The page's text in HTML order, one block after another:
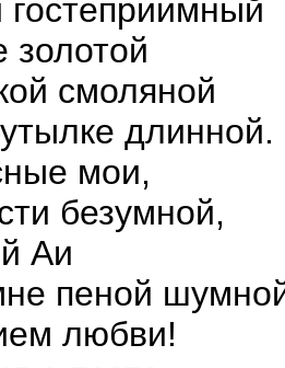
смоляной
длинной.
мои,
безумной,
Аи
пеной
любви!